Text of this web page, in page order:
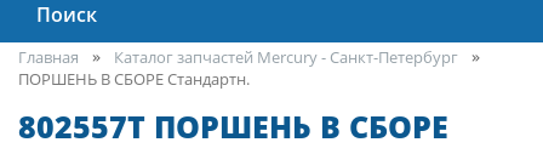
Поиск
Главная
Каталог запчастей Mercury - Санкт-Петербург
ПОРШЕНЬ В СБОРЕ Стандартн.
802557T ПОРШЕНЬ В СБОРЕ